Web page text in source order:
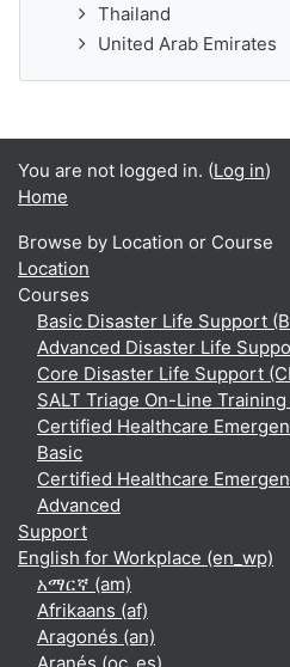
Thailand
United Arab Emirates
You are not logged in. (Log in)
Home
Browse by Location or Course
Location
Courses
Basic Disaster Life Support
Advanced Disaster Life
Core Disaster Life Support
SALT Triage On-Line
Certified Healthcare
Basic
Certified Healthcare
Advanced
Support
English for Workplace ‎(en_wp)‎
አማርኛ ‎(am)‎
Afrikaans ‎(af)‎
Aragonés ‎(an)‎